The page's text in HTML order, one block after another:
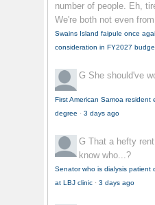
number of people. Eh,
We're both not even
Swains Island faipule once
consideration in FY2027
G She should've
First American Samoa resident
degree · 3 days ago
G That a hefty
know who...?
Senator who is dialysis patient
at LBJ clinic · 3 days ago